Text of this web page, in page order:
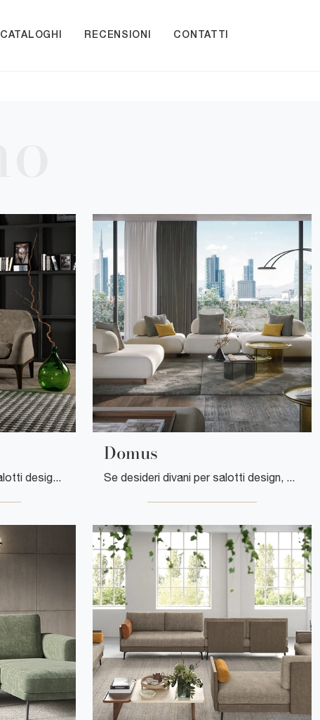
CATALOGHI RECENSIONI CONTATTI
Clicca e scopri di più sui salotti design di Tonin Casa! Differenti modelli di divani, come Tiffany, ti attendono.
Domus
Se desideri divani per salotti design, clicca e leggi di più sul modello Domus in tessuto della marca Tonin Casa.